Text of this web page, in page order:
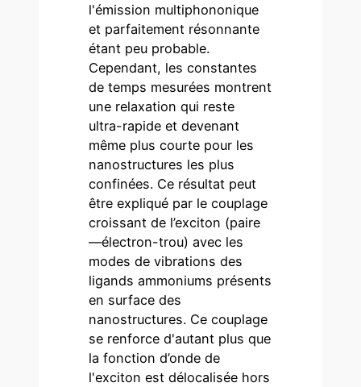
l'émission multiphononique
et parfaitement résonnante
étant peu probable.
Cependant, les constantes
de temps mesurées montrent
une relaxation qui reste
ultra-rapide et devenant
même plus courte pour les
nanostructures les plus
confinées. Ce résultat peut
être expliqué par le couplage
croissant de l’exciton (paire
—électron-trou) avec les
modes de vibrations des
ligands ammoniums présents
en surface des
nanostructures. Ce couplage
se renforce d'autant plus que
la fonction d’onde de
l'exciton est délocalisée hors